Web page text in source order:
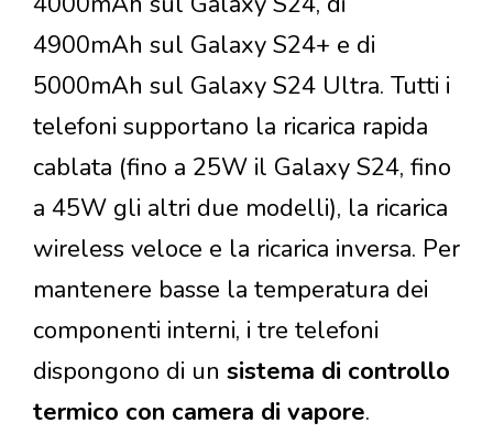
4900mAh sul Galaxy S24+ e di
5000mAh sul Galaxy S24 Ultra. Tutti i
telefoni supportano la ricarica rapida
cablata (fino a 25W il Galaxy S24, fino
a 45W gli altri due modelli), la ricarica
wireless veloce e la ricarica inversa. Per
mantenere basse la temperatura dei
componenti interni, i tre telefoni
dispongono di un sistema di controllo
termico con camera di vapore.